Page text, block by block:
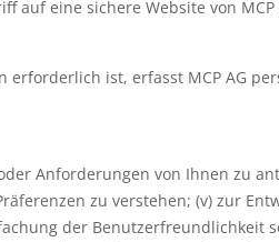
eine sichere Website von
ist, erfasst MCP AG
Anforderungen von Ihnen zu
zu verstehen; (v) zur
der Benutzerfreundlichkeit